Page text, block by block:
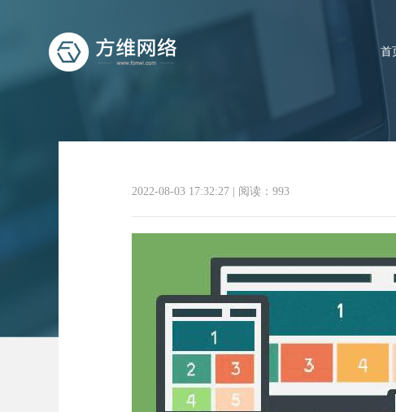
首
什
2022-08-03 17:32:27 阅读：993